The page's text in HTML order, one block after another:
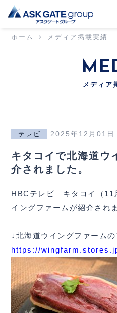
ホーム メディア掲載実績
メディア
テレビ 2025年12月01日
キタコイで北海道ウ
介されました。
HBCテレビ キタコイ（11
イングファームが紹介され
↓北海道ウイングファーム
https://